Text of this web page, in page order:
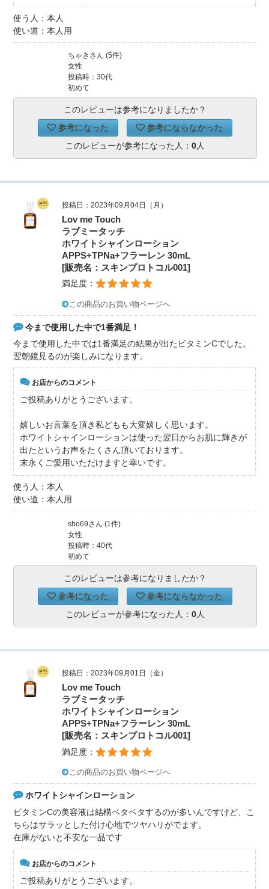
使う人：本人
使い道：本人用
ちゃきさん (5件)
女性
投稿時：30代
初めて
このレビューは参考になりましたか？
参考になった
参考にならなかった
このレビューが参考になった人： 0人
投稿日：2023年09月04日（月）
Lov me Touch
ラブミータッチ
ホワイトシャインローション
APPS+TPNa+フラーレン 30mL
[販売名：スキンプロトコル001]
満足度：
この商品のお買い物ページへ
今まで使用した中で1番満足！
今まで使用した中では1番満足の結果が出たビタミンCでした。
翌朝鏡見るのが楽しみになります。
お店からのコメント
ご投稿ありがとうございます。
嬉しいお言葉を頂き私どもも大変嬉しく思います。
ホワイトシャインローションは使った翌日からお肌に輝きが
出たというお声をたくさん頂いております。
末永くご愛用いただけますと幸いです。
使う人：本人
使い道：本人用
sho69さん (1件)
女性
投稿時：40代
初めて
このレビューは参考になりましたか？
参考になった
参考にならなかった
このレビューが参考になった人： 0人
投稿日：2023年09月01日（金）
Lov me Touch
ラブミータッチ
ホワイトシャインローション
APPS+TPNa+フラーレン 30mL
[販売名：スキンプロトコル001]
満足度：
この商品のお買い物ページへ
ホワイトシャインローション
ビタミンCの美容液は結構ベタベタするのが多いんですけど、こ
ちらはサラッとした付け心地でツヤハリがでます。
在庫がないと不安な一品です
お店からのコメント
ご投稿ありがとうございます。